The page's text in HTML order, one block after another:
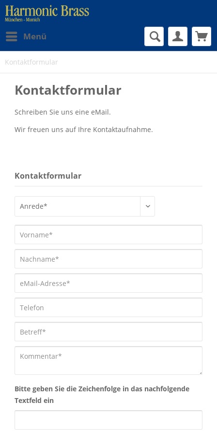
Menü
Kontaktformular
Kontaktformular
Schreiben Sie uns eine eMail.
Wir freuen uns auf Ihre Kontaktaufnahme.
Kontaktformular
Bitte geben Sie die Zeichenfolge in das nachfolgende
Textfeld ein